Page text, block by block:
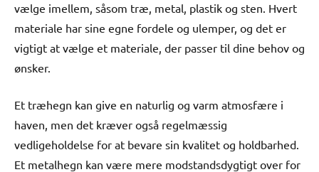
vælge imellem, såsom træ, metal, plastik og sten. Hvert
materiale har sine egne fordele og ulemper, og det er
vigtigt at vælge et materiale, der passer til dine behov og
ønsker.
Et træhegn kan give en naturlig og varm atmosfære i
haven, men det kræver også regelmæssig
vedligeholdelse for at bevare sin kvalitet og holdbarhed.
Et metalhegn kan være mere modstandsdygtigt over for